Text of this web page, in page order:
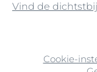
Vind de
Cookie-